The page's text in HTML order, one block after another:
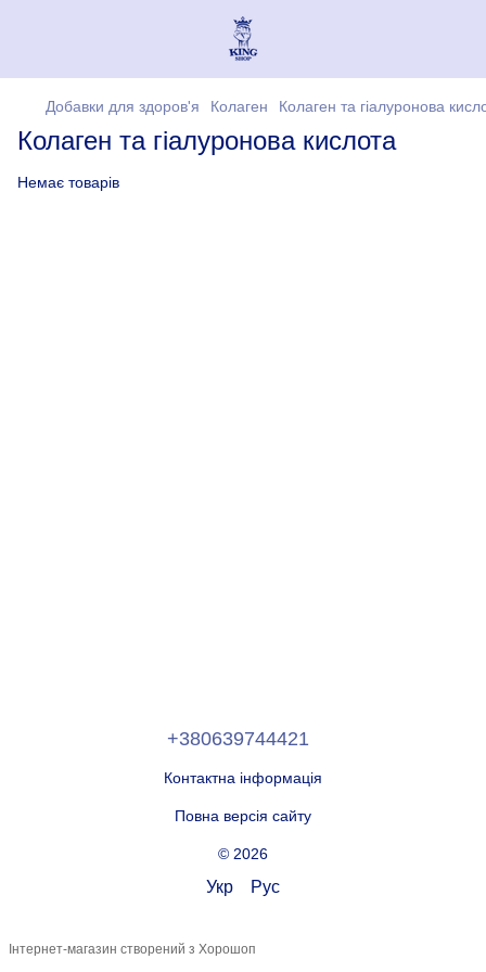
Добавки для здоров'я Колаген Колаген та гіалуронова
Колаген та гіалуронова кислота
Немає товарів
+380639744421
Контактна інформація
Повна версія сайту
© 2026
Укр Рус
Інтернет-магазин створений з Хорошоп